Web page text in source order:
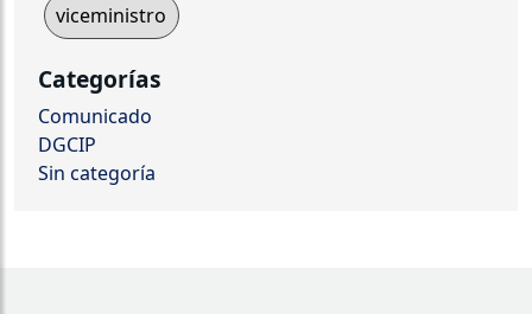
viceministro
Categorías
Comunicado
DGCIP
Sin categoría